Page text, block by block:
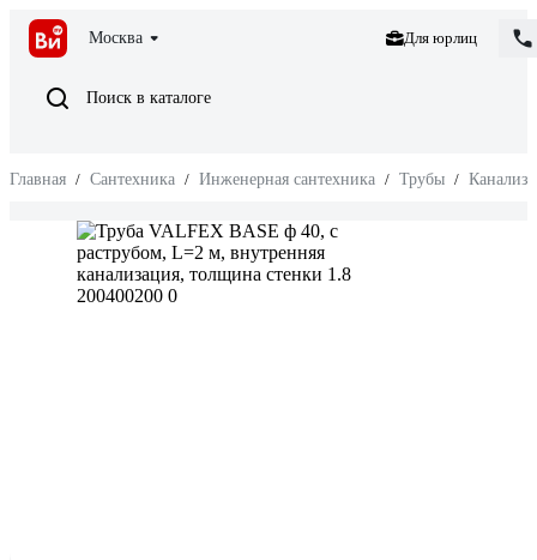
Москва Для юрлиц
Поиск в каталоге
Главная / Сантехника / Инженерная сантехника / Трубы /